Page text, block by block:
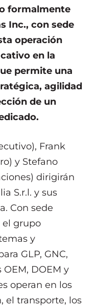
formalmente
Inc., con sede
operación
en la
permite una
agilidad
de un
Frank
y Stefano
dirigirán
S.r.l. y sus
Con sede
el grupo
y
GLP, GNC,
OEM, DOEM y
operan en los
el transporte, los